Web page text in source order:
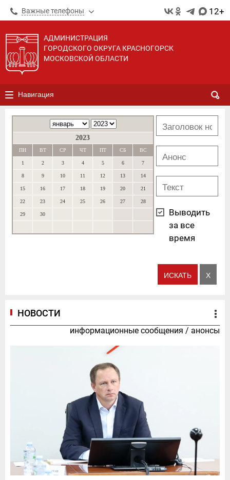
Важные телефоны 12+
АДМИНИСТРАЦИЯ
ГОРОДСКОГО ОКРУГА КРАСНОГОРСК
МОСКОВСКОЙ ОБЛАСТИ
Навигация
2023
ПН ВТ СР ЧТ ПТ СБ ВС
1 2 3 4 5 6 7
8 9 10 11 12 13 14
15 16 17 18 19 20 21
22 23 24 25 26 27 28
29 30
Выводить
за все
время
НОВОСТИ
информационные сообщения / анонсы